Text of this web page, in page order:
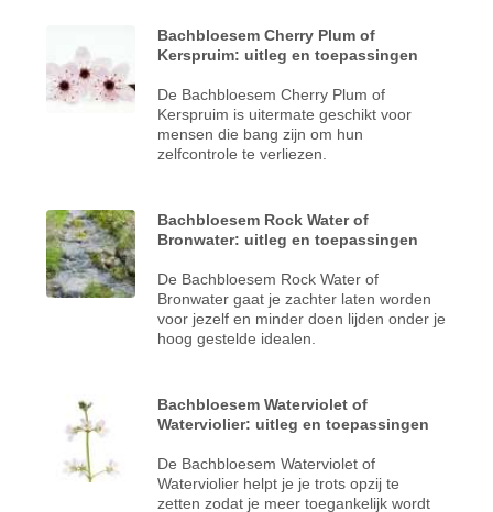
Bachbloesem Cherry Plum of
Kerspruim: uitleg en toepassingen
De Bachbloesem Cherry Plum of
Kerspruim is uitermate geschikt voor
mensen die bang zijn om hun
zelfcontrole te verliezen.
Bachbloesem Rock Water of
Bronwater: uitleg en toepassingen
De Bachbloesem Rock Water of
Bronwater gaat je zachter laten worden
voor jezelf en minder doen lijden onder je
hoog gestelde idealen.
Bachbloesem Waterviolet of
Waterviolier: uitleg en toepassingen
De Bachbloesem Waterviolet of
Waterviolier helpt je je trots opzij te
zetten zodat je meer toegankelijk wordt